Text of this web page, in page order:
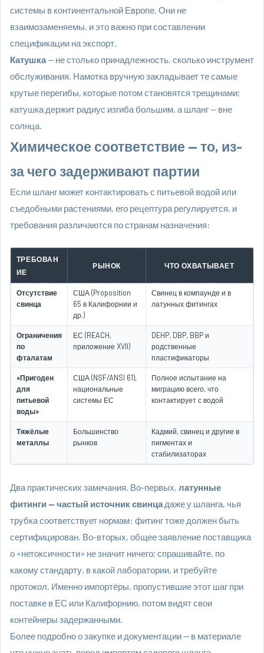
системы в континентальной Европе. Они не
взаимозаменяемы, и это важно при составлении
спецификации на экспорт.
Катушка— не столько принадлежность, сколько инструмент
обслуживания. Намотка вручную закладывает те самые
крутые перегибы, которые потом становятся трещинами;
катушка держит радиус изгиба большим, а шланг — вне
солнца.
Химическое соответствие — то, из-
за чего задерживают партии
Если шланг может контактировать с питьевой водой или
съедобными растениями, его рецептура регулируется, и
требования различаются по странам назначения:
ТРЕБОВАН
ИЕ
РЫНОК ЧТО ОХВАТЫВАЕТ
Отсутствие
свинца
США (Proposition
65 в Калифорнии и
др.)
Свинец в компаунде и в
латунных фитингах
Ограничения
по
фталатам
ЕС (REACH,
приложение XVII)
DEHP, DBP, BBP и
родственные
пластификаторы
«Пригоден
для
питьевой
воды»
США (NSF/ANSI 61),
национальные
системы ЕС
Полное испытание на
миграцию всего, что
контактирует с водой
Тяжёлые
металлы
Большинство
рынков
Кадмий, свинец и другие в
пигментах и
стабилизаторах
Два практических замечания. Во-первых, латунные
фитинги — частый источник свинцадаже у шланга, чья
трубка соответствует нормам: фитинг тоже должен быть
сертифицирован. Во-вторых, общее заявление поставщика
о «нетоксичности» не значит ничего; спрашивайте, по
какому стандарту, в какой лаборатории, и требуйте
протокол. Именно импортёры, пропустившие этот шаг при
поставке в ЕС или Калифорнию, потом видят свои
контейнеры задержанными.
Более подробно о закупке и документации — в материале